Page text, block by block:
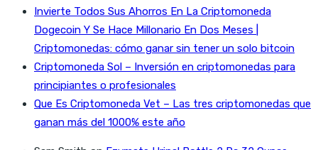
Invierte Todos Sus Ahorros En La Criptomoneda
Dogecoin Y Se Hace Millonario En Dos Meses |
Criptomonedas: cómo ganar sin tener un solo bitcoin
Criptomoneda Sol – Inversión en criptomonedas para
principiantes o profesionales
Que Es Criptomoneda Vet – Las tres criptomonedas que
ganan más del 1000% este año